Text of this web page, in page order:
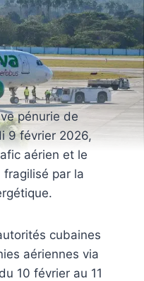
pénurie de
9 février 2026,
aérien et le
par la
cubaines
aériennes via
10 février au 11